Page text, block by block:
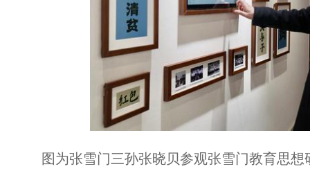
图为张雪门三孙张晓贝参观张雪门教育思想